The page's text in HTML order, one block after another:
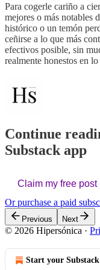
Para cogerle cariño a
mejores o más notables
histórico o un temón
ceñirse a lo que más
efectivos posible, sin
realmente honestos en
Continue
Substack app
Claim my free post
Or purchase a paid
Previous Next
© 2026 Hipersónica ·
Start your Substack